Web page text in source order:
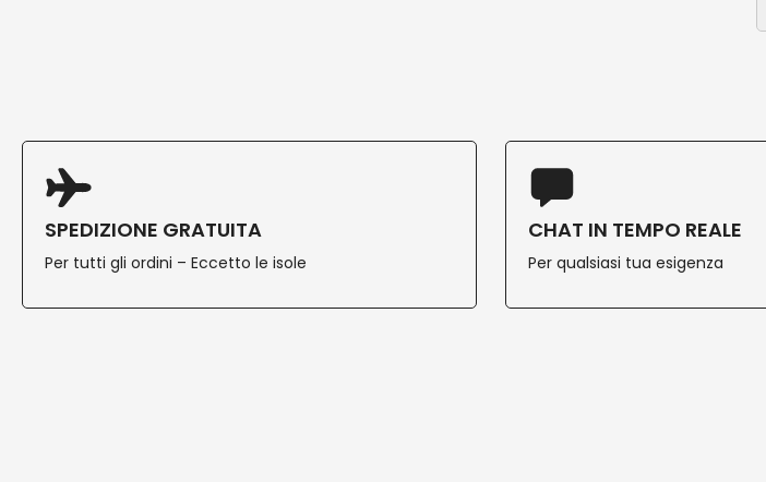
SPEDIZIONE GRATUITA
Per tutti gli ordini – Eccetto le isole
CHAT IN TEMPO REALE
Per qualsiasi tua esigenza